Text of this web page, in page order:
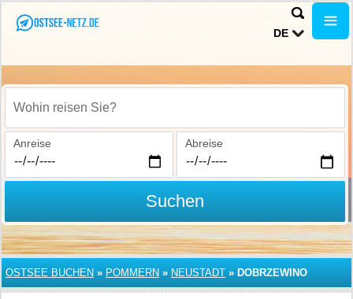
DE
Wohin reisen Sie?
Anreise Abreise
Suchen
OSTSEE BUCHEN » POMMERN » NEUSTADT » DOBRZEWINO